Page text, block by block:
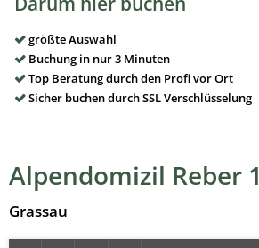
größte Auswahl
Buchung in nur 3 Minuten
Top Beratung durch den Profi vor Ort
Sicher buchen durch SSL Verschlüsselung
Alpendomizil Reber 1
Grassau